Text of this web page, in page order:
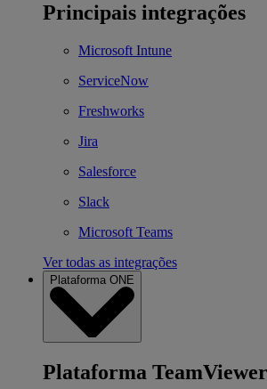
Principais integrações
Microsoft Intune
ServiceNow
Freshworks
Jira
Salesforce
Slack
Microsoft Teams
Ver todas as integrações
Plataforma ONE
Plataforma